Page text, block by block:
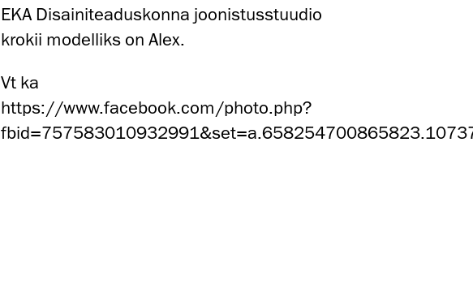
EKA Disainiteaduskonna joonistusstuudio
krokii modelliks on Alex.
Vt ka
https://www.facebook.com/photo.php?